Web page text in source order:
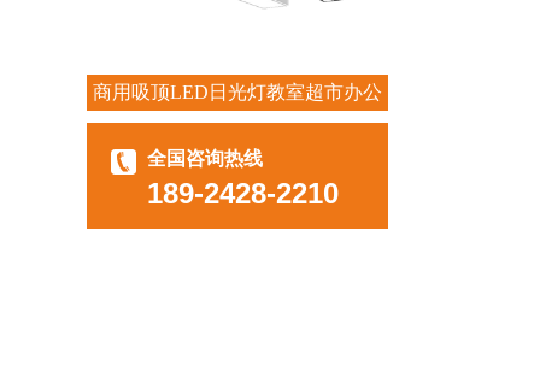
商用吸顶LED日光灯教室超市办公
室长条灯
全国咨询热线
189-2428-2210